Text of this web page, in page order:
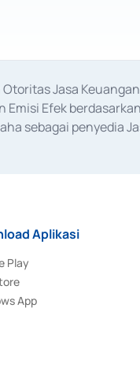
Jasa
Emisi Efek
sebagai penyedia
Aplikasi
Play
App